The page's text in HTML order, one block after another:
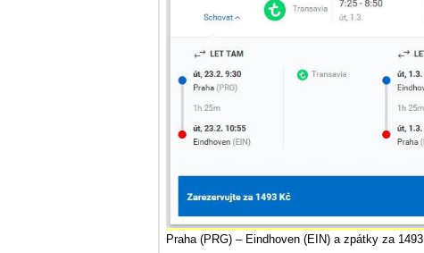
Praha (PRG) – Eindhoven (EIN) a zpátky za 1493